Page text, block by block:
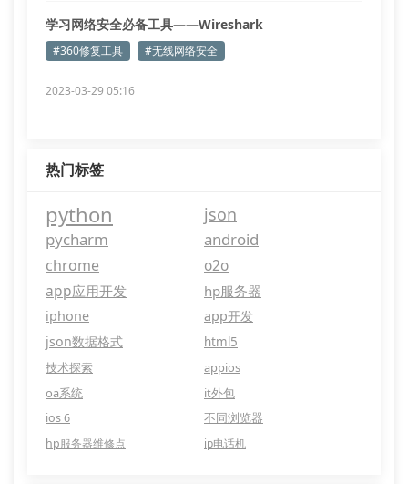
学习网络安全必备工具——Wireshark
#360修复工具 #无线网络安全
2023-03-29 05:16
热门标签
python json
pycharm android
chrome
o2o
app应用开发
hp服务器
iphone
app开发
json数据格式
html5
技术探索
appios
oa系统
it外包
ios 6
不同浏览器
hp服务器维修点
ip电话机